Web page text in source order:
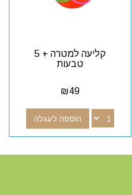
קליעה למטרה + 5
טבעות
₪49
הוספה לעגלה